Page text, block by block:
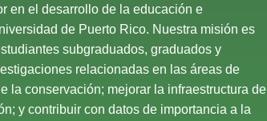
en el desarrollo de la educación e
de Puerto Rico. Nuestra misión es
subgraduados, graduados y
relacionadas en las áreas de
la conservación; mejorar la infraestructura de
y contribuir con datos de importancia a la